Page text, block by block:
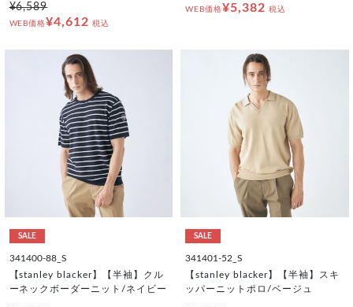
¥6,589
WEB価格¥4,612 税込
WEB価格¥5,382 税込
SALE
341400-88_S
【stanley blacker】【半袖】クル
ーネックボーダーニット/ネイビー
SALE
341401-52_S
【stanley blacker】【半袖】スキ
ッパーニットポロ/ベージュ